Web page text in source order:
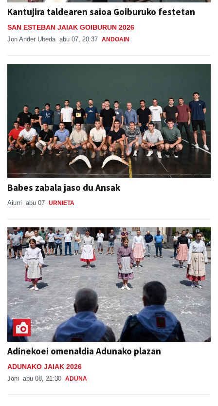
Kantujira taldearen saioa Goiburuko festetan
SAN ESTEBAN JAIAK GOIBURUN 2026
Jon Ander Ubeda abu 07, 20:37 ANDOAIN
Babes zabala jaso du Ansak
Aiurri abu 07 URNIETA
Adinekoei omenaldia Adunako plazan
ADUNAKO JAIAK 2026
Joni abu 08, 21:30 ADUNA